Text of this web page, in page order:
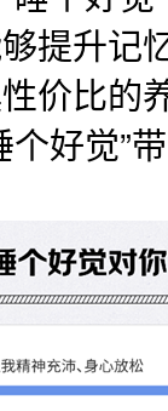
提升记
价比的
好觉”